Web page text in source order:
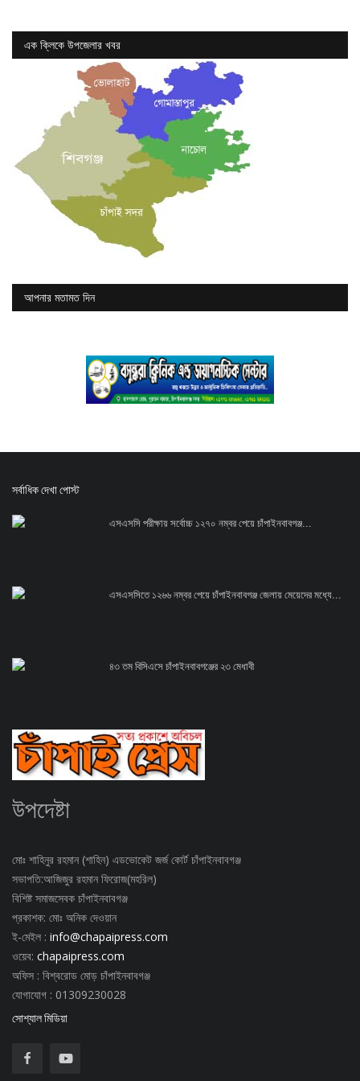
এক ক্লিকে উপজেলার খবর
আপনার মতামত দিন
সর্বাধিক দেখা পোস্ট
এসএসসি পরীক্ষায় সর্বোচ্চ ১২৭০ নম্বর পেয়ে চাঁপাইনবাবগঞ্জ...
এসএসসিতে ১২৬৬ নম্বর পেয়ে চাঁপাইনবাবগঞ্জ জেলায় মেয়েদের মধ্যে...
৪৩ তম বিসিএসে চাঁপাইনবাবগঞ্জের ২৩ মেধাবী
উপদেষ্টা
মোঃ শাহিনুর রহমান (শাহিন) এডভোকেট জর্জ কোর্ট চাঁপাইনবাবগঞ্জ
সভাপতি:আজিজুর রহমান ফিরোজ(মহরিল)
বিশিষ্ট সমাজসেবক চাঁপাইনবাবগঞ্জ
প্রকাশক: মোঃ অনিক দেওয়ান
ই-মেইল : info@chapaipress.com
ওয়েব: chapaipress.com
অফিস : বিশ্বরোড মোড় চাঁপাইনবাবগঞ্জ
যোগাযোগ : 01309230028
সোশ্যাল মিডিয়া